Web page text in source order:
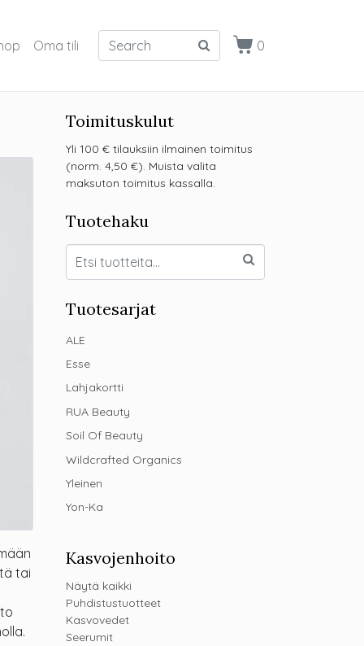
Oma tili 0
tai
Toimituskulut
Yli 100 € tilauksiin ilmainen toimitus
(norm. 4,50 €). Muista valita
maksuton toimitus kassalla.
Tuotehaku
Tuotesarjat
ALE
Esse
Lahjakortti
RUA Beauty
Soil Of Beauty
Wildcrafted Organics
Yleinen
Yon-Ka
Kasvojenhoito
Näytä kaikki
Puhdistustuotteet
Kasvovedet
Seerumit